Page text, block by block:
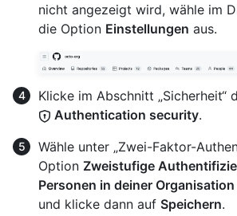
nicht angezeigt wird, wähle im
die Option Einstellungen aus.
Klicke im Abschnitt „Sicherheit“
Authentication security.
Wähle unter „Zwei-Faktor-
Option Zweistufige
Personen in deiner
und klicke dann auf Speichern.